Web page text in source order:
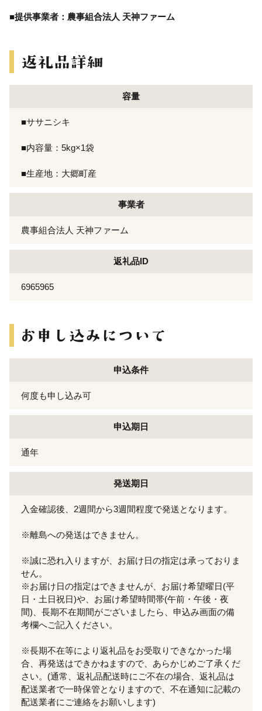
■提供事業者：農事組合法人 天神ファーム
容量
■ササニシキ
■内容量：5kg×1袋
■生産地：大郷町産
事業者
農事組合法人 天神ファーム
返礼品ID
6965965
申込条件
何度も申し込み可
申込期日
通年
発送期日
入金確認後、2週間から3週間程度で発送となります。
※離島への発送はできません。
※誠に恐れ入りますが、お届け日の指定は承っておりま
せん。
※お届け日の指定はできませんが、お届け希望曜日(平
日・土日祝日)や、お届け希望時間帯(午前・午後・夜
間)、長期不在期間がございましたら、申込み画面の備
考欄へご記入ください。
※長期不在等により返礼品をお受取りできなかった場
合、再発送はできかねますので、あらかじめご了承くだ
さい。(通常、返礼品配送時にご不在の場合、返礼品は
配送業者で一時保管となりますので、不在通知に記載の
配送業者にご連絡をお願いします)